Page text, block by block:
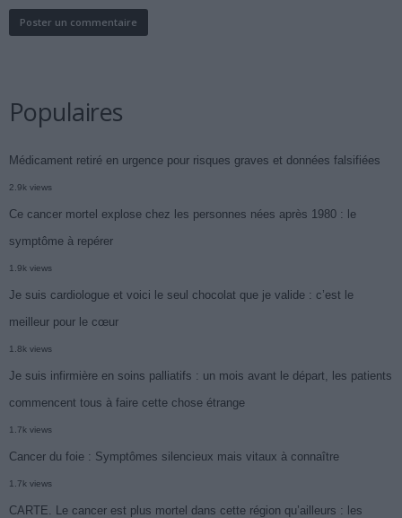
Populaires
Médicament retiré en urgence pour risques graves et données falsifiées
2.9k views
Ce cancer mortel explose chez les personnes nées après 1980 : le
symptôme à repérer
1.9k views
Je suis cardiologue et voici le seul chocolat que je valide : c’est le
meilleur pour le cœur
1.8k views
Je suis infirmière en soins palliatifs : un mois avant le départ, les patients
commencent tous à faire cette chose étrange
1.7k views
Cancer du foie : Symptômes silencieux mais vitaux à connaître
1.7k views
CARTE. Le cancer est plus mortel dans cette région qu’ailleurs : les